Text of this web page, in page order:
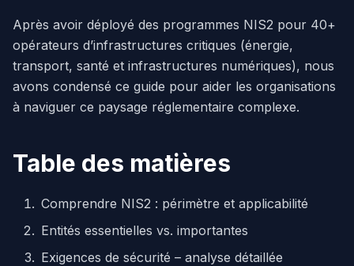
Après avoir déployé des programmes NIS2 pour 40+
opérateurs d’infrastructures critiques (énergie,
transport, santé et infrastructures numériques), nous
avons condensé ce guide pour aider les organisations
à naviguer ce paysage réglementaire complexe.
Table des matières
Comprendre NIS2 : périmètre et applicabilité
Entités essentielles vs. importantes
Exigences de sécurité – analyse détaillée